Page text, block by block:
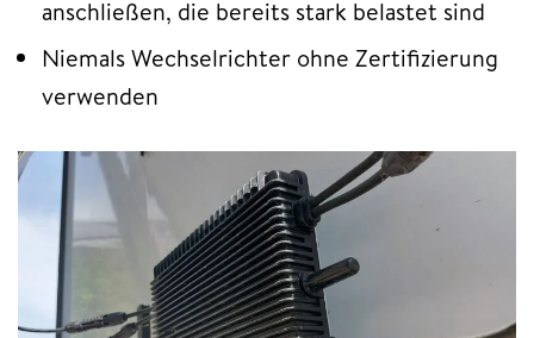
anschließen, die bereits stark belastet sind
Niemals Wechselrichter ohne Zertifizierung
verwenden